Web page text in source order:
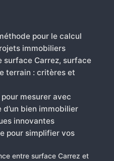
pour le calcul
immobiliers
surface Carrez, surface
terrain : critères et
mesurer avec
bien immobilier
innovantes
pour simplifier vos
entre surface Carrez et